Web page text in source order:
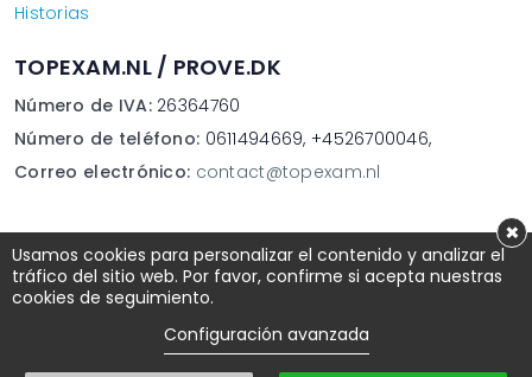
Historias
TOPEXAM.NL / PROVE.DK
Número de IVA:26364760
Número de teléfono: 0611494669, +4526700046,
Correo electrónico: contact@topexam.nl
Preguntas frecuentes
Términos y condiciones
Usamos cookies para personalizar el contenido y analizar el
tráfico del sitio web. Por favor, confirme si acepta nuestras
cookies de seguimiento.
Configuración avanzada
×